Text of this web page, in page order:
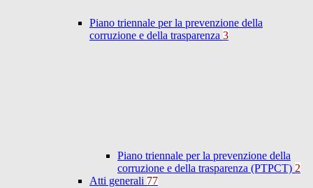
Piano triennale per la prevenzione della
corruzione e della trasparenza 3
Piano triennale per la prevenzione della
corruzione e della trasparenza (PTPCT) 2
Atti generali 77